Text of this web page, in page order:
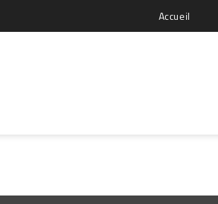
Accueil